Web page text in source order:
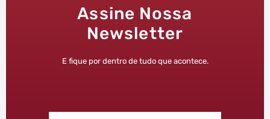
Assine Nossa
Newsletter
E fique por dentro de tudo que acontece.